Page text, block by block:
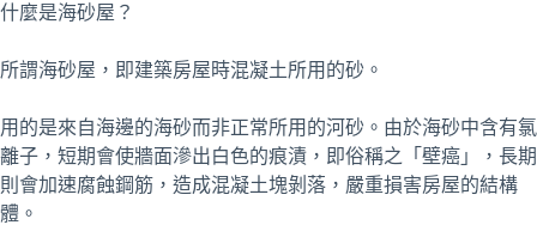
什麼是海砂屋？
所謂海砂屋，即建築房屋時混凝土所用的砂。
用的是來自海邊的海砂而非正常所用的河砂。由於海砂中含有氯
離子，短期會使牆面滲出白色的痕漬，即俗稱之「壁癌」，長期
則會加速腐蝕鋼筋，造成混凝土塊剝落，嚴重損害房屋的結構
體。